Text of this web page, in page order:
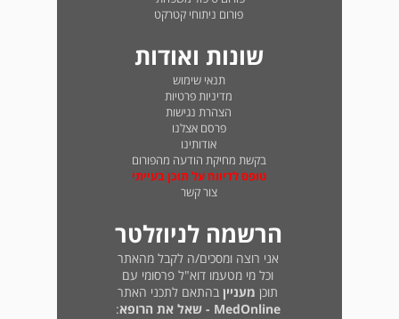
פורום ניתוחי קטרקט
שונות ואודות
תנאי שימוש
מדיניות פרטיות
הצהרת נגישות
פרסם אצלנו
אודותינו
בקשת מחיקת הודעה מהפורום
טופס לדיווח על תוכן בעייתי
צור קשר
הרשמה לניוזלטר
אני רוצה ומסכים/ה לקבל מהאתר
וכל מי מטעמו דוא"ל פרסומי עם
תוכן מעניין בהתאם לתכני האתר
MedOnline - שאל את הרופא
: